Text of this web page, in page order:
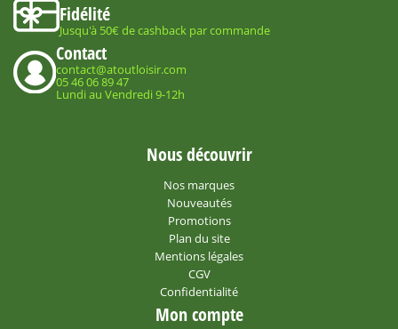
Fidélité
Jusqu'à 50€ de cashback par commande
Contact
contact@atoutloisir.com
05 46 06 89 47
Lundi au Vendredi 9-12h
Nous découvrir
Nos marques
Nouveautés
Promotions
Plan du site
Mentions légales
CGV
Confidentialité
Mon compte